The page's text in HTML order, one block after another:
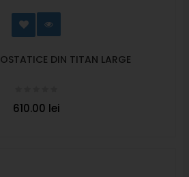
DIN TITAN LARGE
610.00 lei